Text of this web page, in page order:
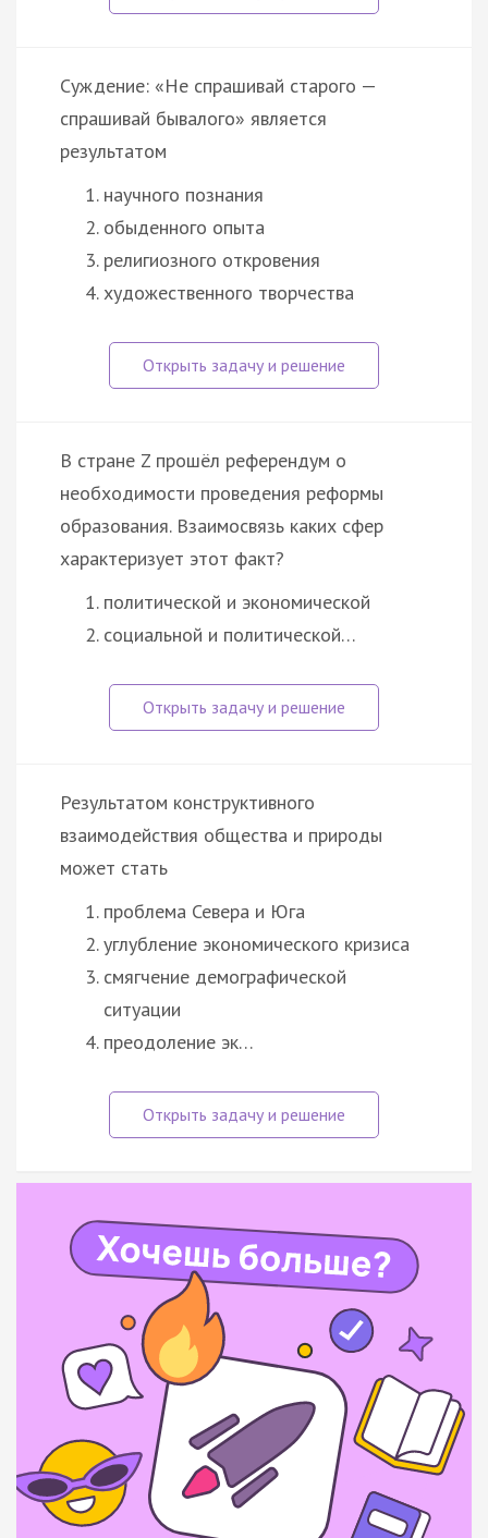
Суждение: «Не спрашивай старого —
спрашивай бывалого» является
результатом
научного познания
обыденного опыта
религиозного откровения
художественного творчества
В стране Z прошёл референдум о
необходимости проведения реформы
образования. Взаимосвязь каких сфер
характеризует этот факт?
политической и экономической
социальной и политической…
Результатом конструктивного
взаимодействия общества и природы
может стать
проблема Севера и Юга
углубление экономического кризиса
смягчение демографической
ситуации
преодоление эк…